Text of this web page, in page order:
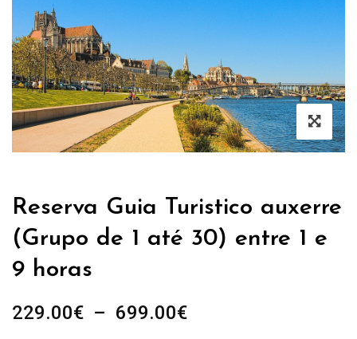
Reserva Guia Turistico auxerre
(Grupo de 1 até 30) entre 1 e
9 horas
229.00€ – 699.00€Plage